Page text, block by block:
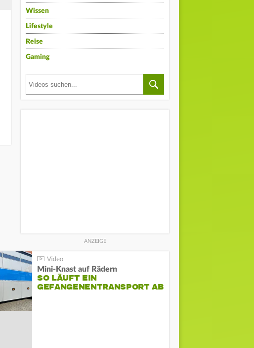
Wissen
Lifestyle
Reise
Gaming
Mini-Knast auf Rädern
SO LÄUFT EIN
GEFANGENENTRANSPORT AB